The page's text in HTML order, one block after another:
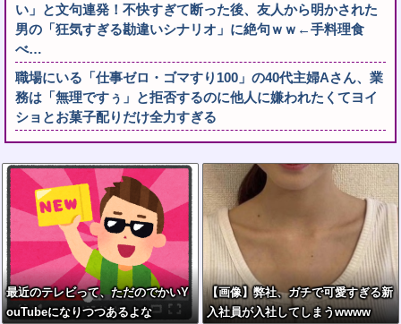
い」と文句連発！不快すぎて断った後、友人から明かされた
男の「狂気すぎる勘違いシナリオ」に絶句ｗｗ←手料理食
べ…
職場にいる「仕事ゼロ・ゴマすり100」の40代主婦Aさん、業
務は「無理ですぅ」と拒否するのに他人に嫌われたくてヨイ
ショとお菓子配りだけ全力すぎる
最近のテレビって、ただのでかいY
ouTubeになりつつあるよな
【画像】弊社、ガチで可愛すぎる新
入社員が入社してしまうwwww